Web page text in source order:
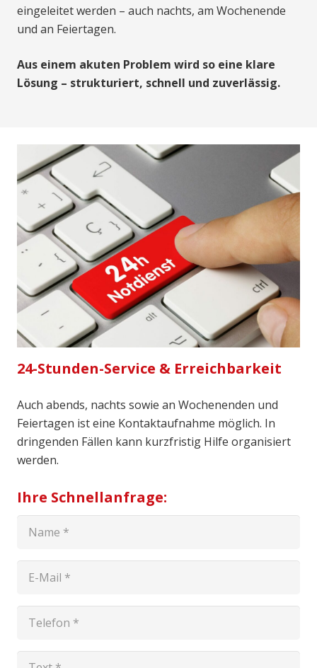
eingeleitet werden – auch nachts, am Wochenende
und an Feiertagen.
Aus einem akuten Problem wird so eine klare
Lösung – strukturiert, schnell und zuverlässig.
24-Stunden-Service & Erreichbarkeit
Auch abends, nachts sowie an Wochenenden und
Feiertagen ist eine Kontaktaufnahme möglich. In
dringenden Fällen kann kurzfristig Hilfe organisiert
werden.
Ihre Schnellanfrage: